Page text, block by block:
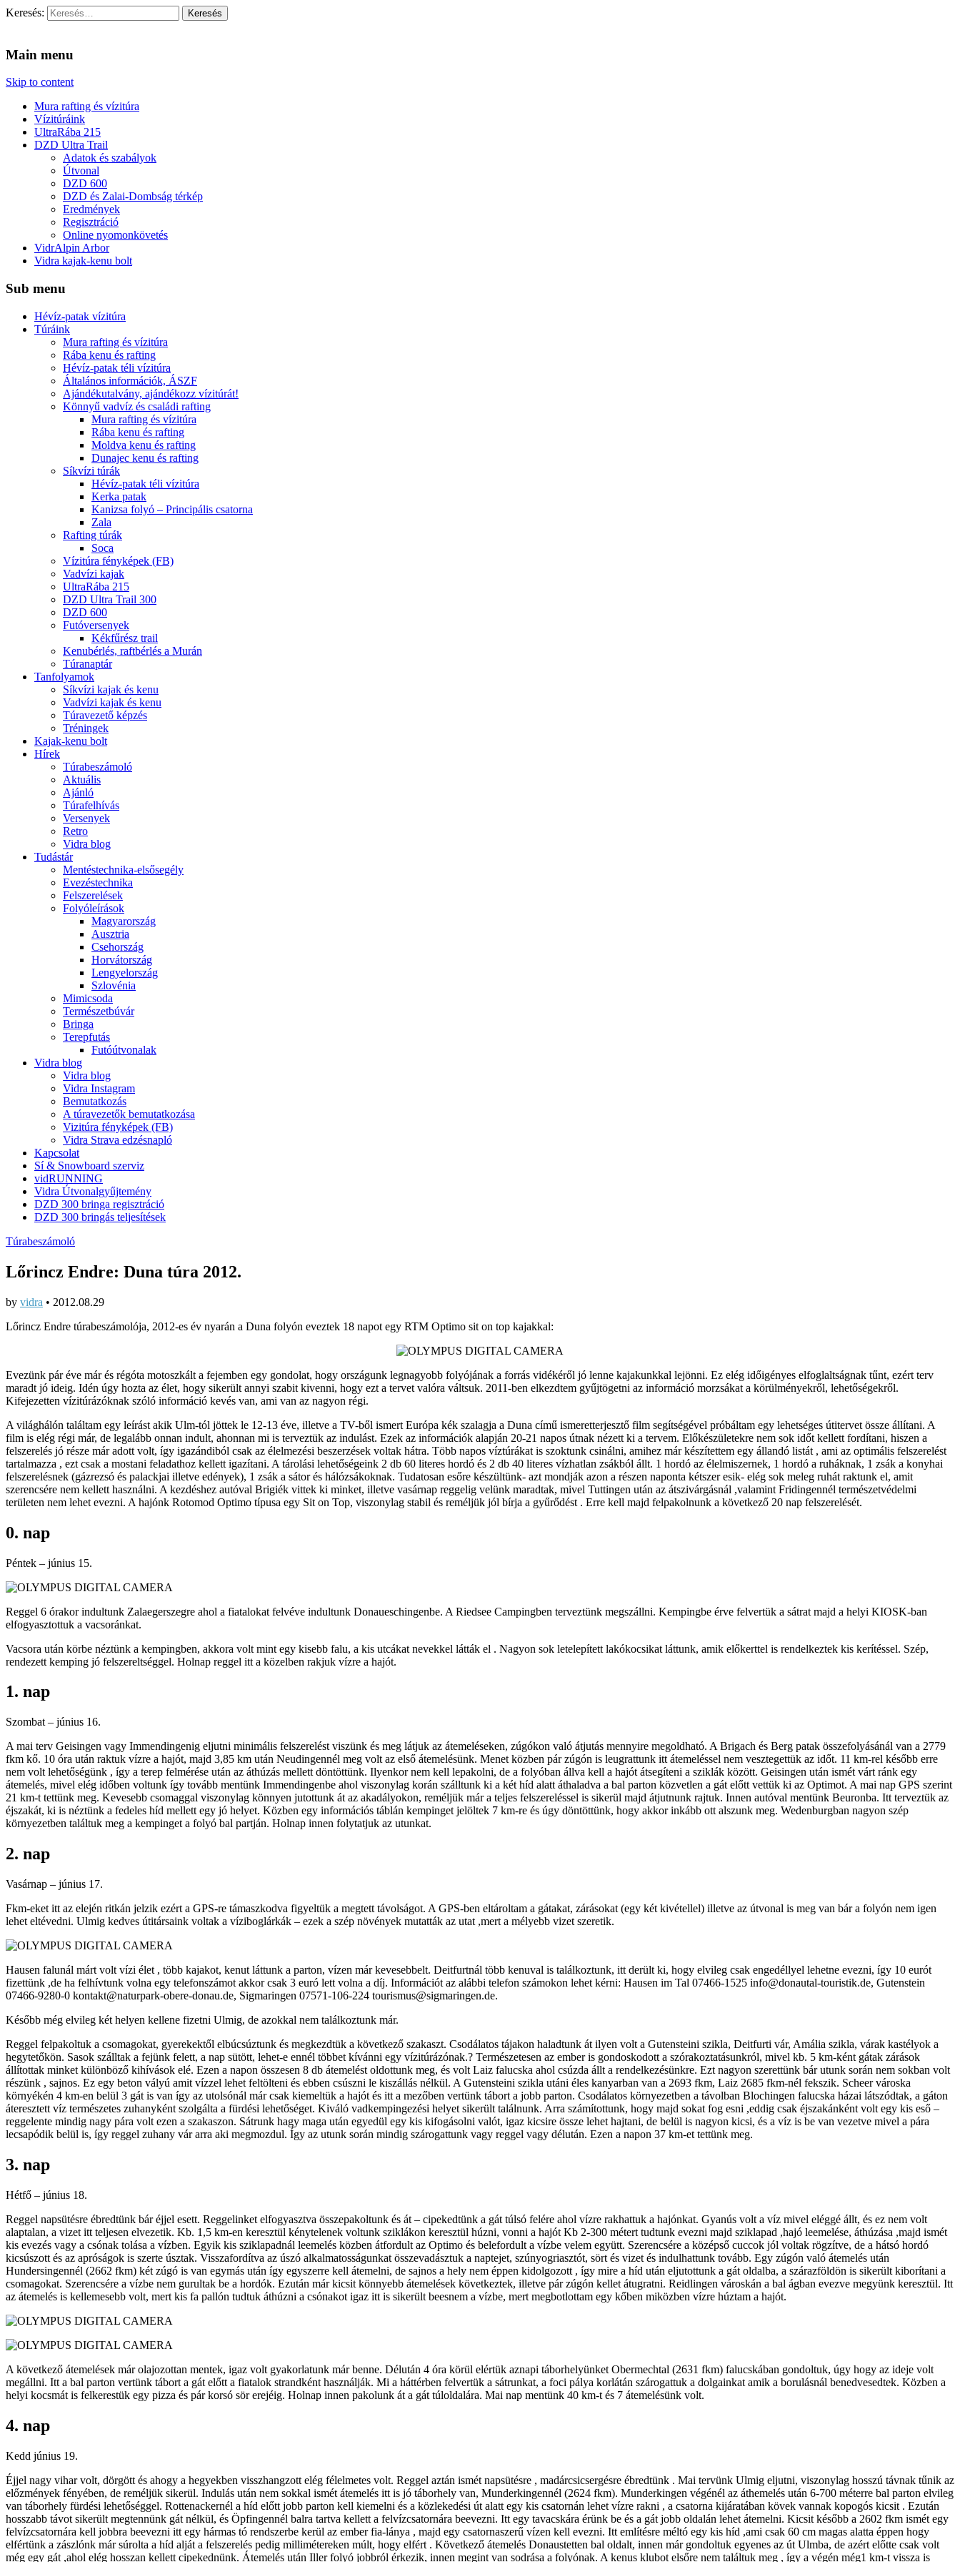
Keresés:
Main menu
Skip to content
Mura rafting és vízitúra
Vízitúráink
UltraRába 215
DZD Ultra Trail
Adatok és szabályok
Útvonal
DZD 600
DZD és Zalai-Dombság térkép
Eredmények
Regisztráció
Online nyomonkövetés
VidrAlpin Arbor
Vidra kajak-kenu bolt
Sub menu
Hévíz-patak vízitúra
Túráink
Mura rafting és vízitúra
Rába kenu és rafting
Hévíz-patak téli vízitúra
Általános információk, ÁSZF
Ajándékutalvány, ajándékozz vízitúrát!
Könnyű vadvíz és családi rafting
Mura rafting és vízitúra
Rába kenu és rafting
Moldva kenu és rafting
Dunajec kenu és rafting
Síkvízi túrák
Hévíz-patak téli vízitúra
Kerka patak
Kanizsa folyó – Principális csatorna
Zala
Rafting túrák
Soca
Vízitúra fényképek (FB)
Vadvízi kajak
UltraRába 215
DZD Ultra Trail 300
DZD 600
Futóversenyek
Kékfűrész trail
Kenubérlés, raftbérlés a Murán
Túranaptár
Tanfolyamok
Síkvízi kajak és kenu
Vadvízi kajak és kenu
Túravezető képzés
Tréningek
Kajak-kenu bolt
Hírek
Túrabeszámoló
Aktuális
Ajánló
Túrafelhívás
Versenyek
Retro
Vidra blog
Tudástár
Mentéstechnika-elsősegély
Evezéstechnika
Felszerelések
Folyóleírások
Magyarország
Ausztria
Csehország
Horvátország
Lengyelország
Szlovénia
Mimicsoda
Természetbúvár
Bringa
Terepfutás
Futóútvonalak
Vidra blog
Vidra blog
Vidra Instagram
Bemutatkozás
A túravezetők bemutatkozása
Vizitúra fényképek (FB)
Vidra Strava edzésnapló
Kapcsolat
Sí & Snowboard szerviz
vidRUNNING
Vidra Útvonalgyűjtemény
DZD 300 bringa regisztráció
DZD 300 bringás teljesítések
Túrabeszámoló
Lőrincz Endre: Duna túra 2012.
by vidra • 2012.08.29
Lőrincz Endre túrabeszámolója, 2012-es év nyarán a Duna folyón eveztek 18 napot egy RTM Optimo sit on top kajakkal:
Evezünk pár éve már és régóta motoszkált a fejemben egy gondolat, hogy országunk legnagyobb folyójának a forrás vidékéről jó lenne kajakunkkal lejönni. Ez elég időigényes elfoglaltságnak tűnt, ezért terv
maradt jó ideig. Idén úgy hozta az élet, hogy sikerült annyi szabit kivenni, hogy ezt a tervet valóra váltsuk. 2011-ben elkezdtem gyűjtögetni az információ morzsákat a körülményekről, lehetőségekről.
Kifejezetten vízitúrázóknak szóló információ kevés van, ami van az nagyon régi.
A világhálón találtam egy leírást akik Ulm-tól jöttek le 12-13 éve, illetve a TV-ből ismert Európa kék szalagja a Duna című ismeretterjesztő film segítségével próbáltam egy lehetséges útitervet össze állítani. A
film is elég régi már, de legalább onnan indult, ahonnan mi is terveztük az indulást. Ezek az információk alapján 20-21 napos útnak nézett ki a tervem. Előkészületekre nem sok időt kellett fordítani, hiszen a
felszerelés jó része már adott volt, így igazándiból csak az élelmezési beszerzések voltak hátra. Több napos víztúrákat is szoktunk csinálni, amihez már készítettem egy állandó listát , ami az optimális felszerelést
tartalmazza , ezt csak a mostani feladathoz kellett igazítani. A tárolási lehetőségeink 2 db 60 literes hordó és 2 db 40 literes vízhatlan zsákból állt. 1 hordó az élelmiszernek, 1 hordó a ruháknak, 1 zsák a konyhai
felszerelésnek (gázrezsó és palackjai illetve edények), 1 zsák a sátor és hálózsákoknak. Tudatosan esőre készültünk- azt mondják azon a részen naponta kétszer esik- elég sok meleg ruhát raktunk el, amit
szerencsére nem kellett használni. A kezdéshez autóval Brigiék vittek ki minket, illetve vasárnap reggelig velünk maradtak, mivel Tuttingen után az átszivárgásnál ,valamint Fridingennél természetvédelmi
területen nem lehet evezni. A hajónk Rotomod Optimo típusa egy Sit on Top, viszonylag stabil és reméljük jól bírja a gyűrődést . Erre kell majd felpakolnunk a következő 20 nap felszerelését.
0. nap
Péntek – június 15.
Reggel 6 órakor indultunk Zalaegerszegre ahol a fiatalokat felvéve indultunk Donaueschingenbe. A Riedsee Campingben terveztünk megszállni. Kempingbe érve felvertük a sátrat majd a helyi KIOSK-ban
elfogyasztottuk a vacsoránkat.
Vacsora után körbe néztünk a kempingben, akkora volt mint egy kisebb falu, a kis utcákat nevekkel látták el . Nagyon sok letelepített lakókocsikat láttunk, amik előkerttel is rendelkeztek kis kerítéssel. Szép,
rendezett kemping jó felszereltséggel. Holnap reggel itt a közelben rakjuk vízre a hajót.
1. nap
Szombat – június 16.
A mai terv Geisingen vagy Immendingenig eljutni minimális felszerelést viszünk és meg látjuk az átemeléseken, zúgókon való átjutás mennyire megoldható. A Brigach és Berg patak összefolyásánál van a 2779
fkm kő. 10 óra után raktuk vízre a hajót, majd 3,85 km után Neudingennél meg volt az első átemelésünk. Menet közben pár zúgón is leugrattunk itt átemeléssel nem vesztegettük az időt. 11 km-rel később erre
nem volt lehetőségünk , így a terep felmérése után az áthúzás mellett döntöttünk. Ilyenkor nem kell lepakolni, de a folyóban állva kell a hajót átsegíteni a sziklák között. Geisingen után ismét várt ránk egy
átemelés, mivel elég időben voltunk így tovább mentünk Immendingenbe ahol viszonylag korán szálltunk ki a két híd alatt áthaladva a bal parton közvetlen a gát előtt vettük ki az Optimot. A mai nap GPS szerint
21 km-t tettünk meg. Kevesebb csomaggal viszonylag könnyen jutottunk át az akadályokon, reméljük már a teljes felszereléssel is sikerül majd átjutnunk rajtuk. Innen autóval mentünk Beuronba. Itt terveztük az
éjszakát, ki is néztünk a fedeles híd mellett egy jó helyet. Közben egy információs táblán kempinget jelöltek 7 km-re és úgy döntöttünk, hogy akkor inkább ott alszunk meg. Wedenburgban nagyon szép
környezetben találtuk meg a kempinget a folyó bal partján. Holnap innen folytatjuk az utunkat.
2. nap
Vasárnap – június 17.
Fkm-eket itt az elején ritkán jelzik ezért a GPS-re támaszkodva figyeltük a megtett távolságot. A GPS-ben eltároltam a gátakat, zárásokat (egy két kivétellel) illetve az útvonal is meg van bár a folyón nem igen
lehet eltévedni. Ulmig kedves útitársaink voltak a víziboglárkák – ezek a szép növények mutatták az utat ,mert a mélyebb vizet szeretik.
Hausen falunál márt volt vízi élet , több kajakot, kenut láttunk a parton, vízen már kevesebbelt. Deitfurtnál több kenuval is találkoztunk, itt derült ki, hogy elvileg csak engedéllyel lehetne evezni, így 10 eurót
fizettünk ,de ha felhívtunk volna egy telefonszámot akkor csak 3 euró lett volna a díj. Információt az alábbi telefon számokon lehet kérni: Hausen im Tal 07466-1525 info@donautal-touristik.de, Gutenstein
07466-9280-0 kontakt@naturpark-obere-donau.de, Sigmaringen 07571-106-224 tourismus@sigmaringen.de.
Később még elvileg két helyen kellene fizetni Ulmig, de azokkal nem találkoztunk már.
Reggel felpakoltuk a csomagokat, gyerekektől elbúcsúztunk és megkezdtük a következő szakaszt. Csodálatos tájakon haladtunk át ilyen volt a Gutensteini szikla, Deitfurti vár, Amália szikla, várak kastélyok a
hegytetőkön. Sasok szálltak a fejünk felett, a nap sütött, lehet-e ennél többet kívánni egy vízitúrázónak.? Természetesen az ember is gondoskodott a szórakoztatásunkról, mivel kb. 5 km-ként gátak zárások
állítottak minket különböző kihívások elé. Ezen a napon összesen 8 db átemelést oldottunk meg, és volt Laiz falucska ahol csúzda állt a rendelkezésünkre. Ezt nagyon szerettünk bár utunk során nem sokban volt
részünk , sajnos. Ez egy beton vályú amit vízzel lehet feltölteni és ebben csúszni le kiszállás nélkül. A Gutensteini szikla utáni éles kanyarban van a 2693 fkm, Laiz 2685 fkm-nél fekszik. Scheer városka
környékén 4 km-en belül 3 gát is van így az utolsónál már csak kiemeltük a hajót és itt a mezőben vertünk tábort a jobb parton. Csodálatos környezetben a távolban Blochingen falucska házai látszódtak, a gáton
áteresztett víz természetes zuhanyként szolgálta a fürdési lehetőséget. Kiváló vadkempingezési helyet sikerült találnunk. Arra számítottunk, hogy majd sokat fog esni ,eddig csak éjszakánként volt egy kis eső –
reggelente mindig nagy pára volt ezen a szakaszon. Sátrunk hagy maga után egyedül egy kis kifogásolni valót, igaz kicsire össze lehet hajtani, de belül is nagyon kicsi, és a víz is be van vezetve mivel a pára
lecsapódik belül is, így reggel zuhany vár arra aki megmozdul. Így az utunk során mindig szárogattunk vagy reggel vagy délután. Ezen a napon 37 km-et tettünk meg.
3. nap
Hétfő – június 18.
Reggel napsütésre ébredtünk bár éjjel esett. Reggelinket elfogyasztva összepakoltunk és át – cipekedtünk a gát túlsó felére ahol vízre rakhattuk a hajónkat. Gyanús volt a víz mivel eléggé állt, és ez nem volt
alaptalan, a vizet itt teljesen elvezetik. Kb. 1,5 km-en keresztül kénytelenek voltunk sziklákon keresztül húzni, vonni a hajót Kb 2-300 métert tudtunk evezni majd sziklapad ,hajó leemelése, áthúzása ,majd ismét
kis evezés vagy a csónak tolása a vízben. Egyik kis sziklapadnál leemelés közben átfordult az Optimo és belefordult a vízbe velem együtt. Szerencsére a középső cuccok jól voltak rögzítve, de a hátsó hordó
kicsúszott és az apróságok is szerte úsztak. Visszafordítva az úszó alkalmatosságunkat összevadásztuk a naptejet, szúnyogriasztót, sört és vizet és indulhattunk tovább. Egy zúgón való átemelés után
Hundersingennél (2662 fkm) két zúgó is van egymás után így egyszerre kell átemelni, de sajnos a hely nem éppen kidolgozott , így mire a híd után eljutottunk a gát oldalba, a szárazföldön is sikerült kiborítani a
csomagokat. Szerencsére a vízbe nem gurultak be a hordók. Ezután már kicsit könnyebb átemelések következtek, illetve pár zúgón kellet átugratni. Reidlingen városkán a bal ágban evezve megyünk keresztül. Itt
az átemelés is kellemesebb volt, mert kis fa pallón tudtuk áthúzni a csónakot igaz itt is sikerült beesnem a vízbe, mert megbotlottam egy kőben miközben vízre húztam a hajót.
A következő átemelések már olajozottan mentek, igaz volt gyakorlatunk már benne. Délután 4 óra körül elértük aznapi táborhelyünket Obermechtal (2631 fkm) falucskában gondoltuk, úgy hogy az ideje volt
megállni. Itt a bal parton vertünk tábort a gát előtt a fiatalok strandként használják. Mi a háttérben felvertük a sátrunkat, a foci pálya korlátán szárogattuk a dolgainkat amik a borulásnál benedvesedtek. Közben a
helyi kocsmát is felkerestük egy pizza és pár korsó sör erejéig. Holnap innen pakolunk át a gát túloldalára. Mai nap mentünk 40 km-t és 7 átemelésünk volt.
4. nap
Kedd június 19.
Éjjel nagy vihar volt, dörgött és ahogy a hegyekben visszhangzott elég félelmetes volt. Reggel aztán ismét napsütésre , madárcsicsergésre ébredtünk . Mai tervünk Ulmig eljutni, viszonylag hosszú távnak tűnik az
előzmények fényében, de reméljük sikerül. Indulás után nem sokkal ismét átemelés itt is jó táborhely van, Munderkingennél (2624 fkm). Munderkingen végénél az áthemelés után 6-700 méterre bal parton elvileg
van táborhely fürdési lehetőséggel. Rottenackernél a híd előtt jobb parton kell kiemelni és a közlekedési út alatt egy kis csatornán lehet vízre rakni , a csatorna kijáratában kövek vannak kopogós kicsit . Ezután
hosszabb távot sikerült megtennünk gát nélkül, és Öpfingennél balra tartva kellett a felvízcsatornára beevezni. Itt egy tavacskára érünk be és a gát jobb oldalán lehet átemelni. Kicsit később a 2602 fkm ismét egy
felvízcsatornára kell jobbra beevezni itt egy hármas tó rendszerbe kerül az ember fia-lánya , majd egy csatornaszerű vízen kell evezni. Itt említésre méltó egy kis híd ,ami csak 60 cm magas alatta éppen hogy
elfértünk a zászlónk már súrolta a híd alját a felszerelés pedig millimétereken múlt, hogy elfért . Következő átemelés Donaustetten bal oldalt, innen már gondoltuk egyenes az út Ulmba, de azért előtte csak volt
még egy gát ,ahol elég hosszan kellett cipekednünk. Átemelés után Iller folyó jobbról érkezik, innen megint van sodrása a folyónak. A kenus klubot elsőre nem találtuk meg , így a végén még1 km-t vissza is